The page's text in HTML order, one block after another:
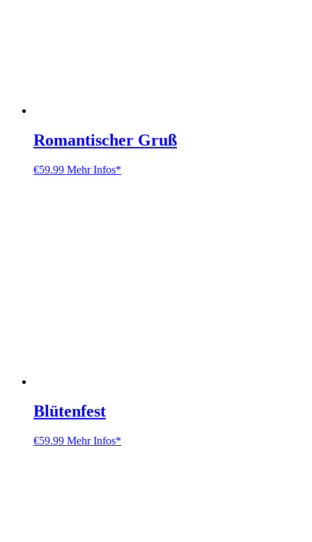
Romantischer Gruß
€59.99 Mehr Infos*
Blütenfest
€59.99 Mehr Infos*